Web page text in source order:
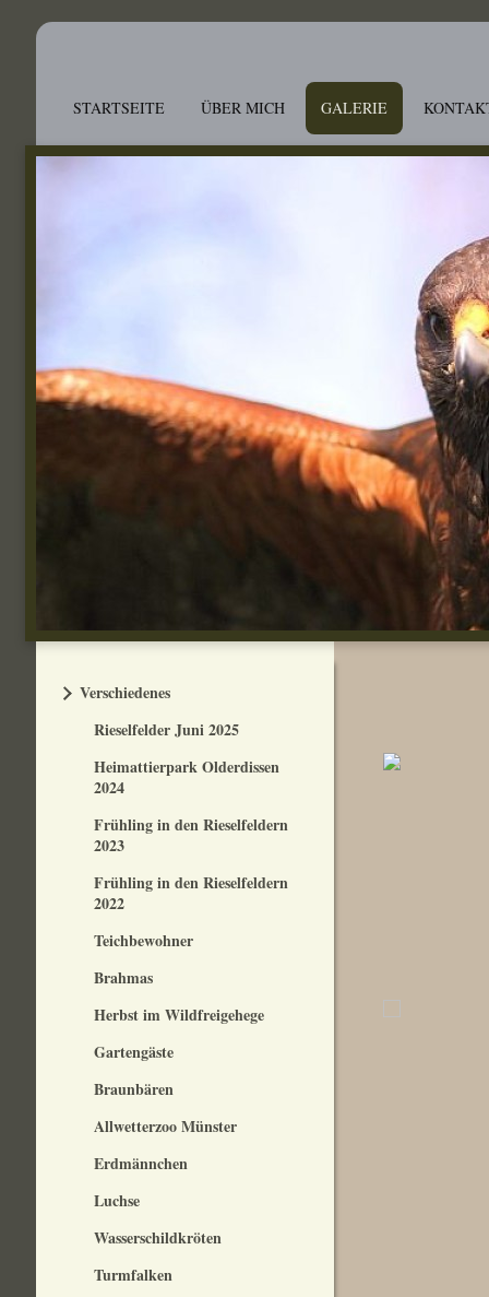
STARTSEITE ÜBER MICH GALERIE
Verschiedenes
Rieselfelder Juni 2025
Heimattierpark Olderdissen
2024
Frühling in den Rieselfeldern
2023
Frühling in den Rieselfeldern
2022
Teichbewohner
Brahmas
Herbst im Wildfreigehege
Gartengäste
Braunbären
Allwetterzoo Münster
Erdmännchen
Luchse
Wasserschildkröten
Turmfalken